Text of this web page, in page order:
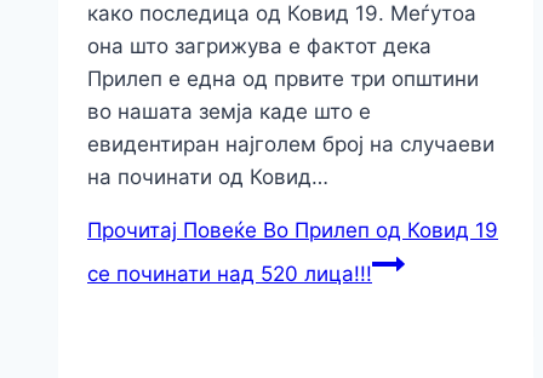
како последица од Ковид 19. Меѓутоа
она што загрижува е фактот дека
Прилеп е една од првите три општини
во нашата земја каде што е
евидентиран најголем број на случаеви
на починати од Ковид…
Прочитај Повеќе Во Прилеп од Ковид 19
се починати над 520 лица!!!